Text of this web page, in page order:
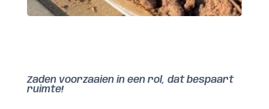
Zaden voorzaaien in een rol, dat bespaart
ruimte!